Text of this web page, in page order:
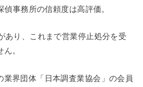
事務所の信頼度は高評価。
あり、これまで営業停止処分を受
。
業界団体「日本調査業協会」の会員